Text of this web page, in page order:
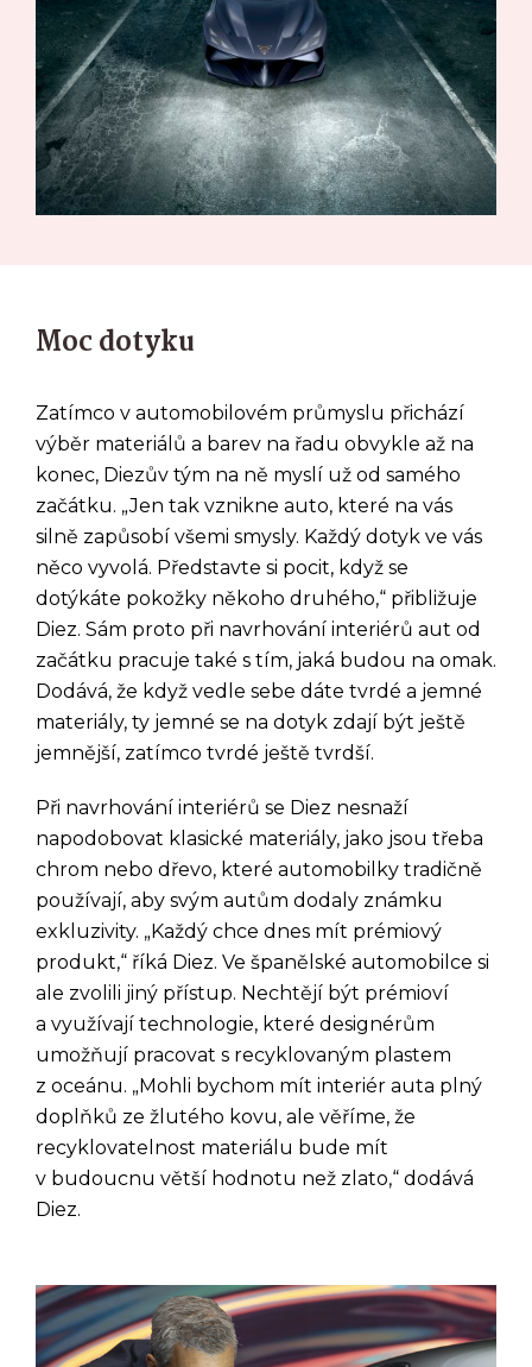
Moc dotyku
Zatímco v automobilovém průmyslu přichází
výběr materiálů a barev na řadu obvykle až na
konec, Diezův tým na ně myslí už od samého
začátku. „Jen tak vznikne auto, které na vás
silně zapůsobí všemi smysly. Každý dotyk ve vás
něco vyvolá. Představte si pocit, když se
dotýkáte pokožky někoho druhého,“ přibližuje
Diez. Sám proto při navrhování interiérů aut od
začátku pracuje také s tím, jaká budou na omak.
Dodává, že když vedle sebe dáte tvrdé a jemné
materiály, ty jemné se na dotyk zdají být ještě
jemnější, zatímco tvrdé ještě tvrdší.
Při navrhování interiérů se Diez nesnaží
napodobovat klasické materiály, jako jsou třeba
chrom nebo dřevo, které automobilky tradičně
používají, aby svým autům dodaly známku
exkluzivity. „Každý chce dnes mít prémiový
produkt,“ říká Diez. Ve španělské automobilce si
ale zvolili jiný přístup. Nechtějí být prémioví
a využívají technologie, které designérům
umožňují pracovat s recyklovaným plastem
z oceánu. „Mohli bychom mít interiér auta plný
doplňků ze žlutého kovu, ale věříme, že
recyklovatelnost materiálu bude mít
v budoucnu větší hodnotu než zlato,“ dodává
Diez.